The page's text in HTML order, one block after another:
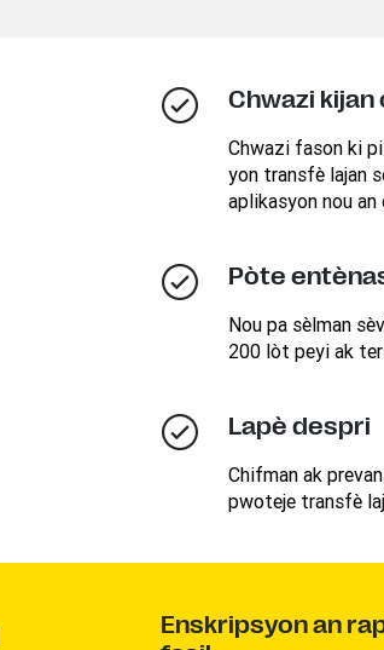
Chwazi kijan
Chwazi fason ki
yon transfè lajan
aplikasyon nou an
Pòte
Nou pa sèlman
200 lòt peyi ak
Lapè despri
Chifman ak
pwoteje transfè
Enskripsyon an